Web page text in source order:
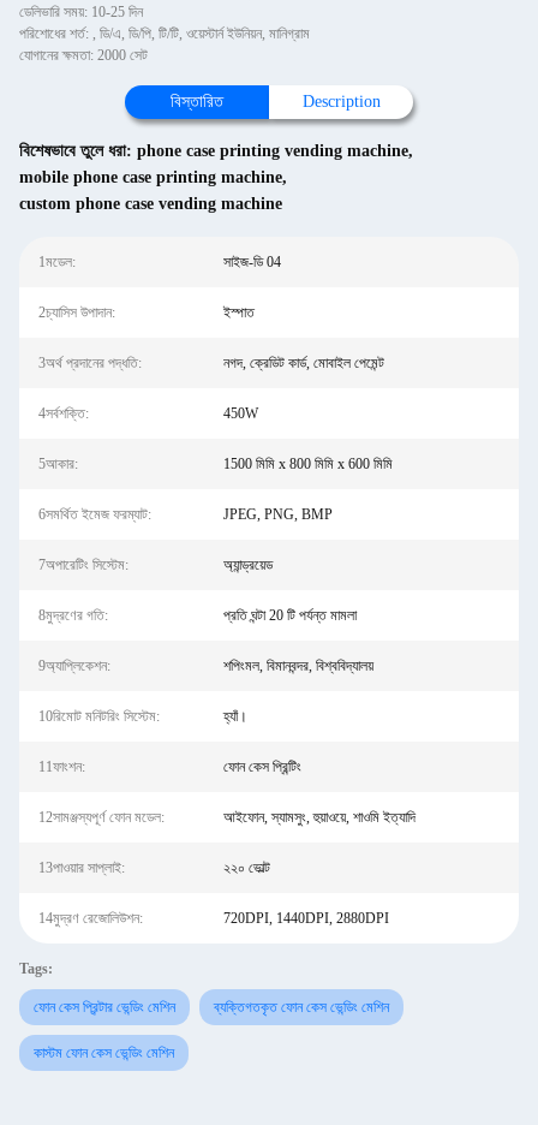
ডেলিভারি সময়: 10-25 দিন
পরিশোধের শর্ত: , ডি/এ, ডি/পি, টি/টি, ওয়েস্টার্ন ইউনিয়ন, মানিগ্রাম
যোগানের ক্ষমতা: 2000 সেট
বিস্তারিত Description
বিশেষভাবে তুলে ধরা: phone case printing vending machine,
mobile phone case printing machine,
custom phone case vending machine
1মডেল: সাইজ-ডি 04
2চ্যাসিস উপাদান: ইস্পাত
3অর্থ প্রদানের পদ্ধতি: নগদ, ক্রেডিট কার্ড, মোবাইল পেমেন্ট
4সর্বশক্তি: 450W
5আকার: 1500 মিমি x 800 মিমি x 600 মিমি
6সমর্থিত ইমেজ ফরম্যাট: JPEG, PNG, BMP
7অপারেটিং সিস্টেম: অ্যান্ড্রয়েড
8মুদ্রণের গতি: প্রতি ঘন্টা 20 টি পর্যন্ত মামলা
9অ্যাপ্লিকেশন: শপিংমল, বিমানবন্দর, বিশ্ববিদ্যালয়
10রিমোট মনিটরিং সিস্টেম: হ্যাঁ।
11ফাংশন: ফোন কেস প্রিন্টিং
12সামঞ্জস্যপূর্ণ ফোন মডেল: আইফোন, স্যামসুং, হুয়াওয়ে, শাওমি ইত্যাদি
13পাওয়ার সাপ্লাই: ২২০ ভোল্ট
14মুদ্রণ রেজোলিউশন: 720DPI, 1440DPI, 2880DPI
Tags:
ফোন কেস প্রিন্টার ভেন্ডিং মেশিন ব্যক্তিগতকৃত ফোন কেস ভেন্ডিং মেশিন
কাস্টম ফোন কেস ভেন্ডিং মেশিন